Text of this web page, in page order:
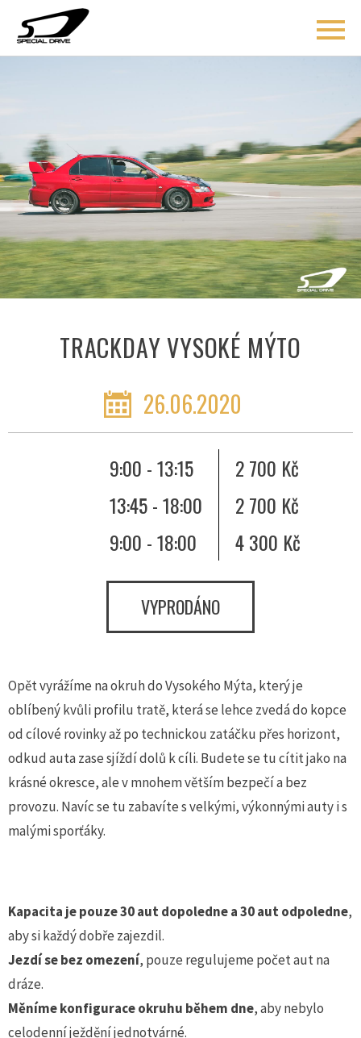
BLOG
COACHING
O MNĚ
AKCE
KONTAKT
TRACKDAY VYSOKÉ MÝTO
26.06.2020
VYPRODÁNO
9:00 - 13:15
2 700 Kč
13:45 - 18:00
2 700 Kč
9:00 - 18:00
4 300 Kč
Opět vyrážíme na okruh do Vysokého Mýta, který je
oblíbený kvůli profilu tratě, která se lehce zvedá do kopce
od cílové rovinky až po technickou zatáčku přes horizont,
odkud auta zase sjíždí dolů k cíli. Budete se tu cítit jako na
krásné okresce, ale v mnohem větším bezpečí a bez
provozu. Navíc se tu zabavíte s velkými, výkonnými auty i s
malými sporťáky.
Kapacita je pouze 30 aut dopoledne a 30 aut odpoledne,
aby si každý dobře zajezdil.
Jezdí se bez omezení, pouze regulujeme počet aut na
dráze.
Měníme konfigurace okruhu během dne, aby nebylo
celodenní ježdění jednotvárné.